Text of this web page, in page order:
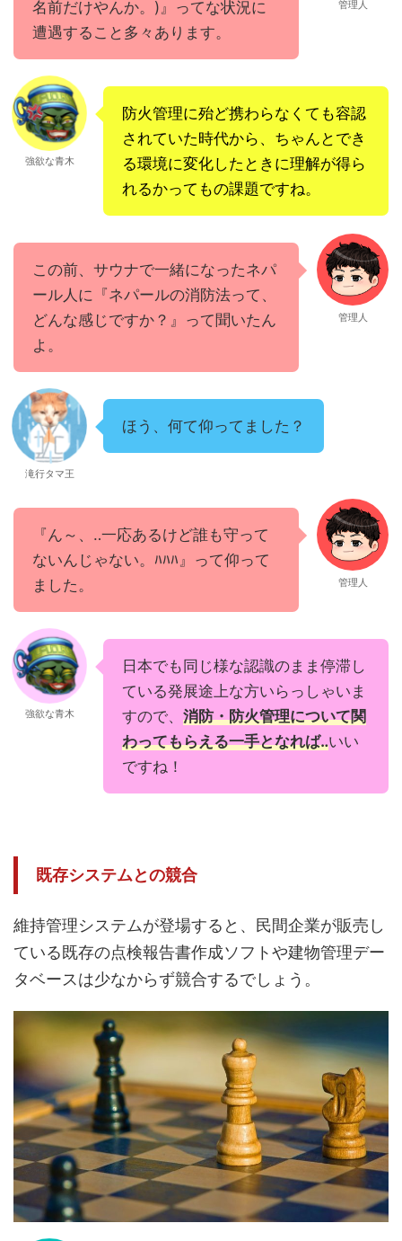
名前だけやんか。)』ってな状況に
遭遇すること多々あります。
管理人
強欲な青木
防火管理に殆ど携わらなくても容認
されていた時代から、ちゃんとでき
る環境に変化したときに理解が得ら
れるかってもの課題ですね。
この前、サウナで一緒になったネパ
ール人に『ネパールの消防法って、
どんな感じですか？』って聞いたん
よ。
管理人
滝行タマ王
ほう、何て仰ってました？
『ん～、‥一応あるけど誰も守って
ないんじゃない。ﾊﾊﾊ』って仰って
ました。
管理人
強欲な青木
日本でも同じ様な認識のまま停滞し
ている発展途上な方いらっしゃいま
すので、 消防・防火管理について関
わってもらえる一手となれば‥いい
ですね！
既存システムとの競合
維持管理システムが登場すると、民間企業が販売し
ている既存の点検報告書作成ソフトや建物管理デー
タベースは少なからず競合するでしょう。